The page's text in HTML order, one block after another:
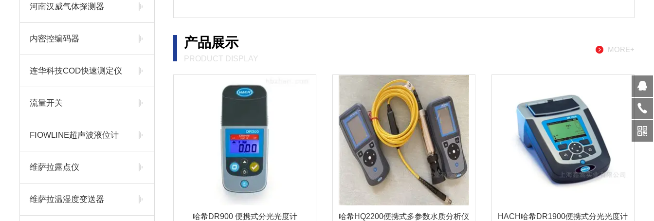
河南汉威气体探测器
内密控编码器
连华科技COD快速测定仪
流量开关
FIOWLINE超声波液位计
维萨拉露点仪
维萨拉温湿度变送器
产品展示
PRODUCT DISPLAY
MORE+
哈希DR900 便携式分光光度计 哈希HQ2200便携式多参数水质分析仪 HACH哈希DR1900便携式分光光度计